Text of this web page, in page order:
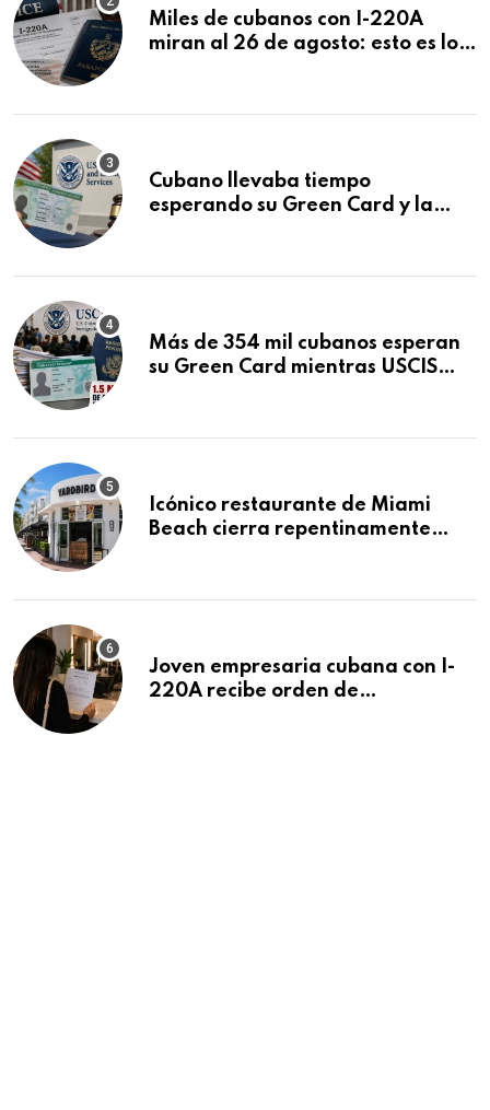
Miles de cubanos con I-220A
miran al 26 de agosto: esto es lo
Cubano llevaba tiempo
esperando su Green Card y la
Más de 354 mil cubanos esperan
su Green Card mientras USCIS
Icónico restaurante de Miami
Beach cierra repentinamente
Joven empresaria cubana con I-
220A recibe orden de